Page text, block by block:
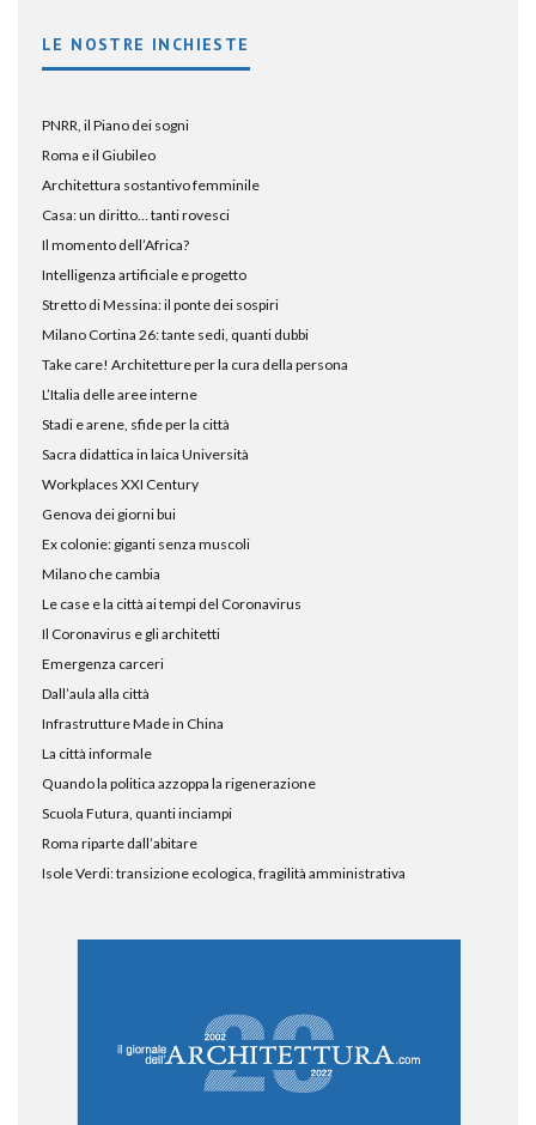
LE NOSTRE INCHIESTE
PNRR, il Piano dei sogni
Roma e il Giubileo
Architettura sostantivo femminile
Casa: un diritto… tanti rovesci
Il momento dell’Africa?
Intelligenza artificiale e progetto
Stretto di Messina: il ponte dei sospiri
Milano Cortina 26: tante sedi, quanti dubbi
Take care! Architetture per la cura della persona
L’Italia delle aree interne
Stadi e arene, sfide per la città
Sacra didattica in laica Università
Workplaces XXI Century
Genova dei giorni bui
Ex colonie: giganti senza muscoli
Milano che cambia
Le case e la città ai tempi del Coronavirus
Il Coronavirus e gli architetti
Emergenza carceri
Dall’aula alla città
Infrastrutture Made in China
La città informale
Quando la politica azzoppa la rigenerazione
Scuola Futura, quanti inciampi
Roma riparte dall’abitare
Isole Verdi: transizione ecologica, fragilità amministrativa